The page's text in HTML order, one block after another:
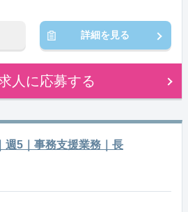
詳細を見る
人に応募する
週5｜事務支援業務｜長